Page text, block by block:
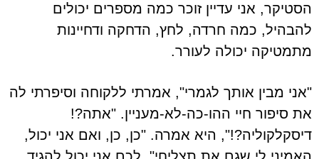
הסטיקר, אני עדיין זוכר כמה מספרים יכולים
להבהיל, כמה חרדה, לחץ, הדחקה ודחיינות
מתמטיקה יכולה לעורר.
"אני מבין אותך לגמרי", אמרתי ללקוחה וסיפרתי לה
את סיפור חיי ההו-כה-לא-מעניין. "אתה?!
דיסקלקוליה?!", היא אמרה. "כן, כן, ואם אני יכול,